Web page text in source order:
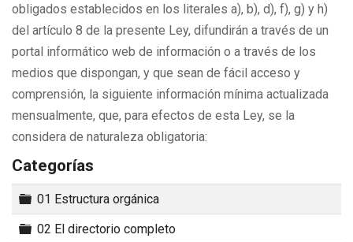
obligados establecidos en los literales a), b), d), f), g) y h)
del artículo 8 de la presente Ley, difundirán a través de un
portal informático web de información o a través de los
medios que dispongan, y que sean de fácil acceso y
comprensión, la siguiente información mínima actualizada
mensualmente, que, para efectos de esta Ley, se la
considera de naturaleza obligatoria:
Categorías
Carpeta
01 Estructura orgánica
Carpeta
02 El directorio completo